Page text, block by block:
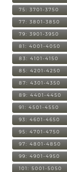
75: 3701-3750
77: 3801-3850
79: 3901-3950
81: 4001-4050
83: 4101-4150
85: 4201-4250
87: 4301-4350
89: 4401-4450
91: 4501-4550
93: 4601-4650
95: 4701-4750
97: 4801-4850
99: 4901-4950
101: 5001-5050